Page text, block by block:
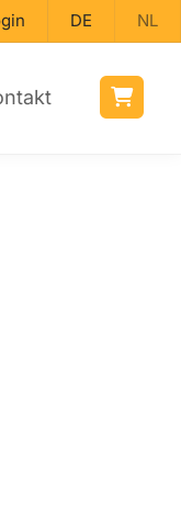
NL
DE